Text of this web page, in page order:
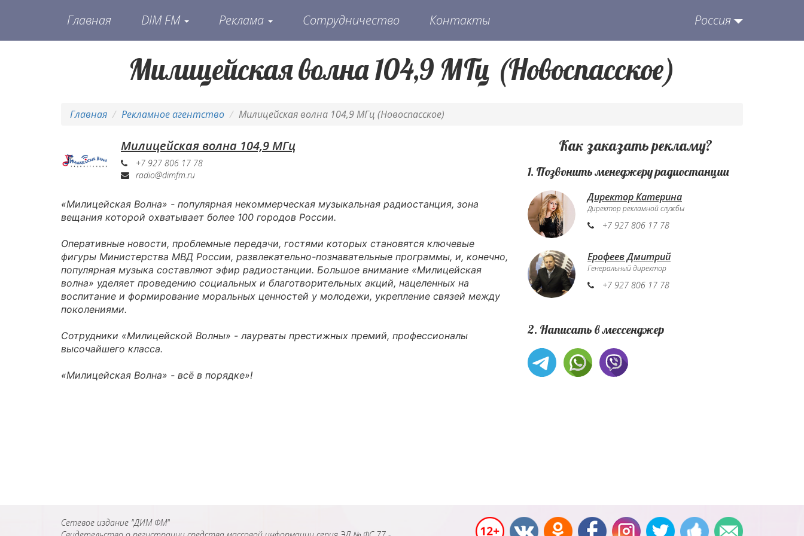
Главная DIM FM Реклама Сотрудничество Контакты Россия
Милицейская волна 104,9 МГц (Новоспасское)
Главная Рекламное агентство Милицейская волна 104,9 МГц (Новоспасское)
Милицейская волна 104,9 МГц
+7 927 806 17 78
radio@dimfm.ru
«Милицейская Волна» - популярная некоммерческая музыкальная радиостанция, зона
вещания которой охватывает более 100 городов России.
Оперативные новости, проблемные передачи, гостями которых становятся ключевые
фигуры Министерства МВД России, развлекательно-познавательные программы, и, конечно,
популярная музыка составляют эфир радиостанции. Большое внимание «Милицейская
волна» уделяет проведению социальных и благотворительных акций, нацеленных на
воспитание и формирование моральных ценностей у молодежи, укрепление связей между
поколениями.
Сотрудники «Милицейской Волны» - лауреаты престижных премий, профессионалы
высочайшего класса.
«Милицейская Волна» - всё в порядке»!
Как заказать рекламу?
1. Позвонить менеджеру радиостанции
Директор Катерина
Директор рекламной службы
+7 927 806 17 78
Ерофеев Дмитрий
Генеральный директор
+7 927 806 17 78
2. Написать в мессенджер
Сетевое издание "ДИМ ФМ"